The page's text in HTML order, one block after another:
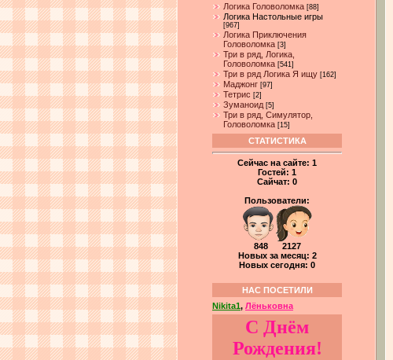
Логика Головоломка [88]
Логика Настольные игры
[967]
Логика Приключения
Головоломка [3]
Три в ряд, Логика,
Головоломка [541]
Три в ряд Логика Я ищу [162]
Маджонг [97]
Тетрис [2]
Зуманоид [5]
Три в ряд, Симулятор,
Головоломка [15]
СТАТИСТИКА
Сейчас на сайте: 1
Гостей: 1
Сайчат: 0
Пользователи:
848 2127
Новых за месяц: 2
Новых сегодня: 0
НАС ПОСЕТИЛИ
Nikita1, Лёньковна
С Днём
Рождения!